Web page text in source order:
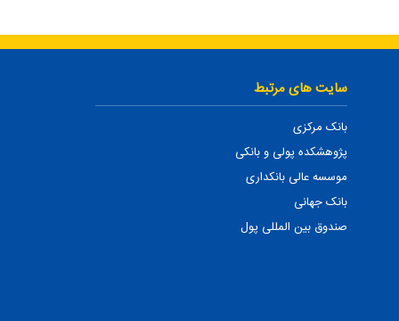
سایت های مرتبط
بانک مرکزی
پژوهشکده پولی و بانکی
موسسه عالی بانکداری
بانک جهانی
صندوق بین المللی پول